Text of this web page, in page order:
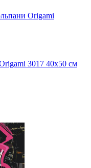
3017 40x50 см